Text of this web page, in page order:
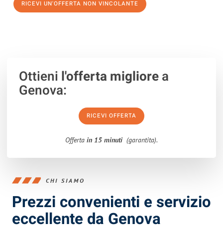
RICEVI UN'OFFERTA NON VINCOLANTE
Ottieni l'offerta migliorea
Genova:
RICEVI OFFERTA
Offerta in 15 minuti (garantita).
CHI SIAMO
Prezzi convenienti e servizio
eccellente da Genova